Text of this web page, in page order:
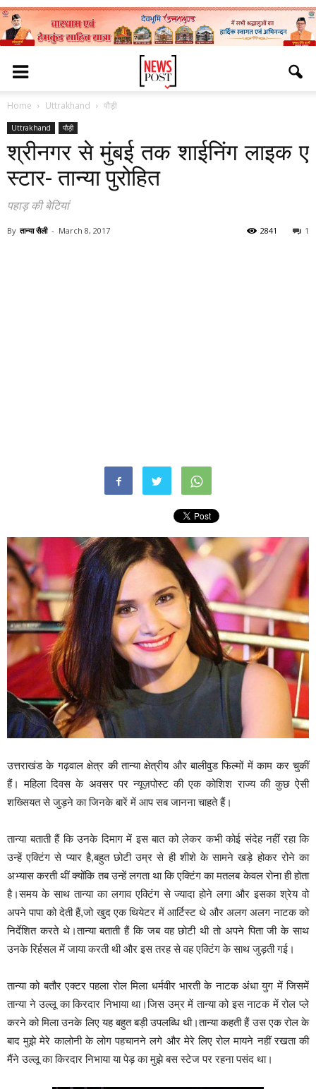
Home Uttrakhand पौड़ी
Uttrakhand पौड़ी
श्रीनगर से मुंबई तक शाईनिंग लाइक ए
स्टार- तान्या पुरोहित
पहाड़ की बेटियां
By तान्या सैली - March 8, 2017 1
2841
उत्तराखंड के गढ़वाल क्षेत्र की तान्या क्षेत्रीय और बालीवुड फिल्मों में काम कर चुकीं
हैं। महिला दिवस के अवसर पर न्यूज़पोस्ट की एक कोशिश राज्य की कुछ ऐसी
शख्सियत से जुड़ने का जिनके बारें में आप सब जानना चाहते हैं।
तान्या बताती हैं कि उनके दिमाग में इस बात को लेकर कभी कोई संदेह नहीं रहा कि
उन्हें एक्टिंग से प्यार है,बहुत छोटी उम्र से ही शीशे के सामने खड़े होकर रोने का
अभ्यास करती थीं क्योंकि तब उन्हें लगता था कि एक्टिंग का मतलब केवल रोना ही होता
है।समय के साथ तान्या का लगाव एक्टिंग से ज्यादा होने लगा और इसका श्रेय वो
अपने पापा को देती हैं,जो खुद एक थियेटर में आर्टिस्ट थे और अलग अलग नाटक को
निर्देशित करते थे।तान्या बताती हैं कि जब वह छोटी थी तो अपने पिता जी के साथ
उनके रिर्हसल में जाया करती थी और इस तरह से वह एक्टिंग के साथ जुड़ती गई।
तान्या को बतौर एक्टर पहला रोल मिला धर्मवीर भारती के नाटक अंधा युग में जिसमें
तान्या ने उल्लू का किरदार निभाया था।जिस उम्र में तान्या को इस नाटक में रोल प्ले
करने को मिला उनके लिए यह बहुत बड़ी उपलब्धि थी।तान्या कहती हैं उस एक रोल के
बाद मुझे मेरे कालोनी के लोग पहचानने लगे और मेरे लिए रोल मायने नहीं रखता की
मैंने उल्लू का किरदार निभाया या पेड़ का मुझे बस स्टेज पर रहना पसंद था।